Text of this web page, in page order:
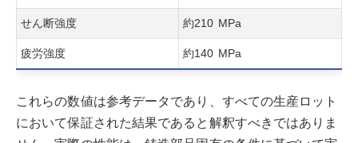
せん断強度 約210 MPa
疲労強度 約140 MPa
これらの数値は参考データであり、すべての生産ロット
において保証された結果であると解釈すべきではありま